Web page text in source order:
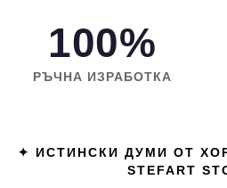
100%
РЪЧНА ИЗРАБОТКА
✦ ИСТИНСКИ ДУМИ ОТ
STEFART